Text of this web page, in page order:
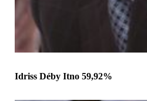
Idriss Déby Itno 59,92%